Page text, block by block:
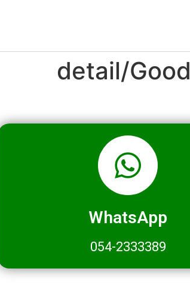
detail/
WhatsApp
054-2333389